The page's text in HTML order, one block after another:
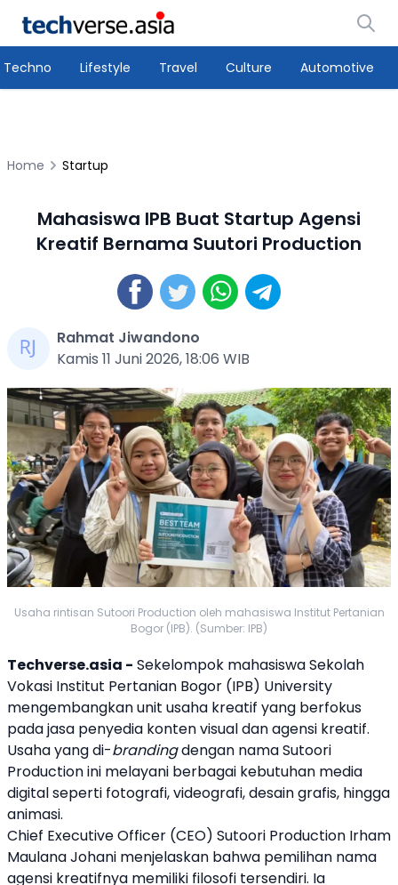
Techno Lifestyle Travel Culture Automotive
Home Startup
Mahasiswa IPB Buat Startup Agensi
Kreatif Bernama Suutori Production
Rahmat Jiwandono
Kamis 11 Juni 2026, 18:06 WIB
Usaha rintisan Sutoori Production oleh mahasiswa Institut Pertanian
Bogor (IPB). (Sumber: IPB)
Techverse.asia - Sekelompok mahasiswa Sekolah
Vokasi Institut Pertanian Bogor (IPB) University
mengembangkan unit usaha kreatif yang berfokus
pada jasa penyedia konten visual dan agensi kreatif.
Usaha yang di-brandingdengan nama Sutoori
Production ini melayani berbagai kebutuhan media
digital seperti fotografi, videografi, desain grafis, hingga
animasi.
Chief Executive Officer (CEO) Sutoori Production Irham
Maulana Johani menjelaskan bahwa pemilihan nama
agensi kreatifnya memiliki filosofi tersendiri. Ia